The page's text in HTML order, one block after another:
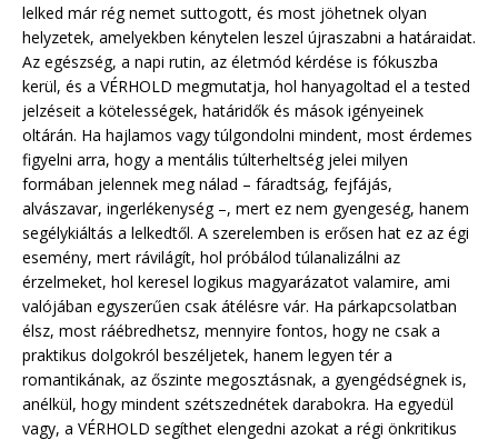
lelked már rég nemet suttogott, és most jöhetnek olyan
helyzetek, amelyekben kénytelen leszel újraszabni a határaidat.
Az egészség, a napi rutin, az életmód kérdése is fókuszba
kerül, és a VÉRHOLD megmutatja, hol hanyagoltad el a tested
jelzéseit a kötelességek, határidők és mások igényeinek
oltárán. Ha hajlamos vagy túlgondolni mindent, most érdemes
figyelni arra, hogy a mentális túlterheltség jelei milyen
formában jelennek meg nálad – fáradtság, fejfájás,
alvászavar, ingerlékenység –, mert ez nem gyengeség, hanem
segélykiáltás a lelkedtől. A szerelemben is erősen hat ez az égi
esemény, mert rávilágít, hol próbálod túlanalizálni az
érzelmeket, hol keresel logikus magyarázatot valamire, ami
valójában egyszerűen csak átélésre vár. Ha párkapcsolatban
élsz, most ráébredhetsz, mennyire fontos, hogy ne csak a
praktikus dolgokról beszéljetek, hanem legyen tér a
romantikának, az őszinte megosztásnak, a gyengédségnek is,
anélkül, hogy mindent szétszednétek darabokra. Ha egyedül
vagy, a VÉRHOLD segíthet elengedni azokat a régi önkritikus